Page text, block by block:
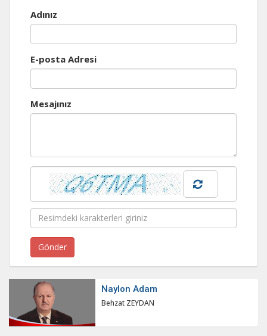
Adınız
E-posta Adresi
Mesajınız
Naylon Adam
Behzat ZEYDAN